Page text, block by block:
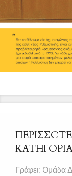
ΚΑΤΗΓΟΡΙΑ
Γράφει: Ομάδα